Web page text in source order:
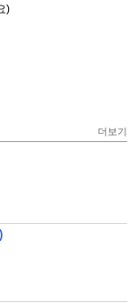
)
더보기